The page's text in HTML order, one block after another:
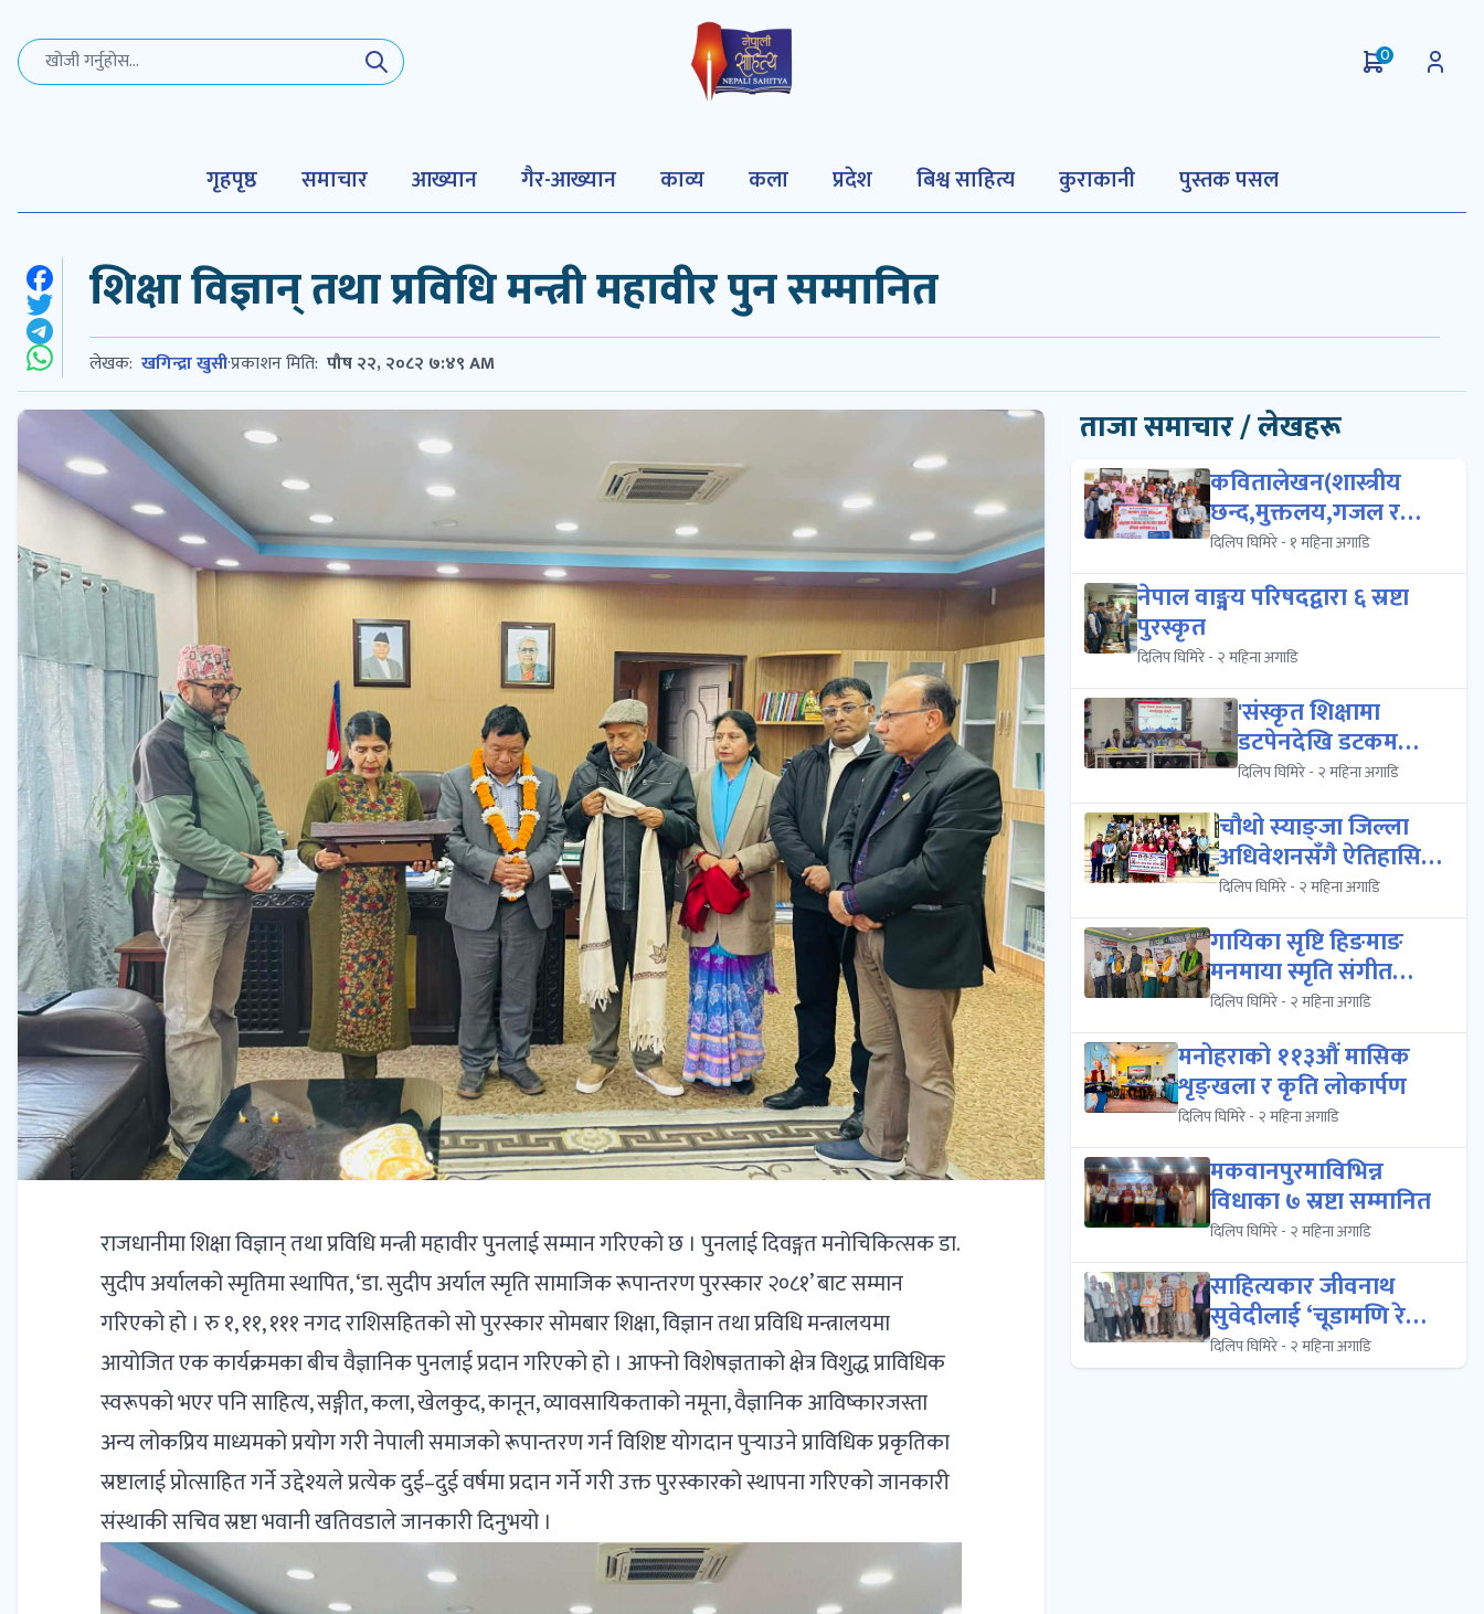
0
गृहपृष्ठ समाचार आख्यान गैर-आख्यान काव्य कला प्रदेश बिश्व साहित्य कुराकानी पुस्तक पसल
शिक्षा विज्ञान् तथा प्रविधि मन्त्री महावीर पुन सम्मानित
लेखक: खगिन्द्रा खुसी·प्रकाशन मिति: पौष २२, २०८२ ७:४९ AM
राजधानीमा शिक्षा विज्ञान् तथा प्रविधि मन्त्री महावीर पुनलाई सम्मान गरिएको छ । पुनलाई दिवङ्गत मनोचिकित्सक डा.
सुदीप अर्यालको स्मृतिमा स्थापित, ‘डा. सुदीप अर्याल स्मृति सामाजिक रूपान्तरण पुरस्कार २०८१’ बाट सम्मान
गरिएको हो । रु १, ११, १११ नगद राशिसहितको सो पुरस्कार सोमबार शिक्षा, विज्ञान तथा प्रविधि मन्त्रालयमा
आयोजित एक कार्यक्रमका बीच वैज्ञानिक पुनलाई प्रदान गरिएको हो । आफ्नो विशेषज्ञताको क्षेत्र विशुद्ध प्राविधिक
स्वरूपको भएर पनि साहित्य, सङ्गीत, कला, खेलकुद, कानून, व्यावसायिकताको नमूना, वैज्ञानिक आविष्कारजस्ता
अन्य लोकप्रिय माध्यमको प्रयोग गरी नेपाली समाजको रूपान्तरण गर्न विशिष्ट योगदान पुर्‍याउने प्राविधिक प्रकृतिका
स्रष्टालाई प्रोत्साहित गर्ने उद्देश्यले प्रत्येक दुई–दुई वर्षमा प्रदान गर्ने गरी उक्त पुरस्कारको स्थापना गरिएको जानकारी
संस्थाकी सचिव स्रष्टा भवानी खतिवडाले जानकारी दिनुभयो ।
ताजा समाचार / लेखहरू
कवितालेखन(शास्त्रीय
छन्द,मुक्तलय,गजल र
मुक्तक)को प्रशिक्षण क...
दिलिप घिमिरे - १ महिना अगाडि
नेपाल वाङ्मय परिषदद्वारा ६ स्रष्टा
पुरस्कृत
दिलिप घिमिरे - २ महिना अगाडि
'संस्कृत शिक्षामा
डटपेनदेखि डटकम
पुस्तासम्मको
आकर्षण','संस्क...
दिलिप घिमिरे - २ महिना अगाडि
चौथो स्याङ्जा जिल्ला
अधिवेशनसँगै ऐतिहासिक
प्रथम स्याङ्जा पर्...
दिलिप घिमिरे - २ महिना अगाडि
गायिका सृष्टि हिङमाङ
मनमाया स्मृति संगीत
पुरस्कारबाट पुरस्कृ...
दिलिप घिमिरे - २ महिना अगाडि
मनोहराको ११३औं मासिक
शृङ्खला र कृति लोकार्पण
दिलिप घिमिरे - २ महिना अगाडि
मकवानपुरमाविभिन्न
विधाका ७ स्रष्टा सम्मानित
दिलिप घिमिरे - २ महिना अगाडि
साहित्यकार जीवनाथ
सुवेदीलाई ‘चूडामणि रेग्मी
झर्रो नेपाली शैल...
दिलिप घिमिरे - २ महिना अगाडि